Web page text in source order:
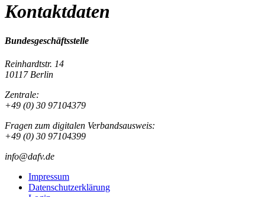
Kontaktdaten
Bundesgeschäftsstelle
Reinhardtstr. 14
10117 Berlin
Zentrale:
+49 (0) 30 97104379
Fragen zum digitalen Verbandsausweis:
+49 (0) 30 97104399
info@dafv.de
Impressum
Datenschutzerklärung